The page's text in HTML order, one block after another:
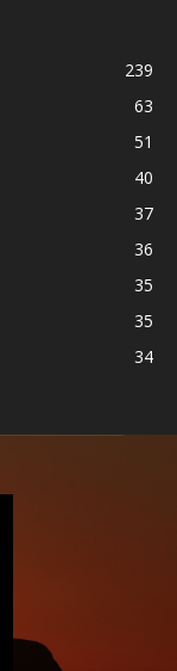
239
63
51
40
37
36
35
35
34